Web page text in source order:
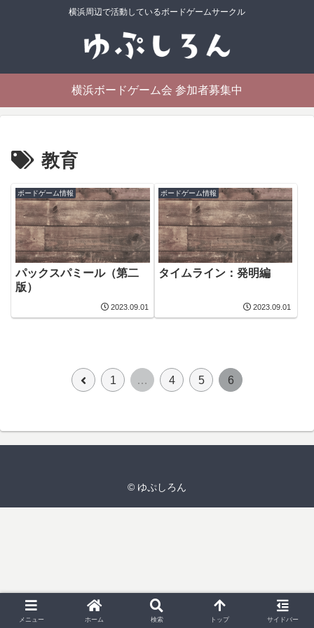
横浜周辺で活動しているボードゲームサークル
横浜ボードゲーム会 参加者募集中
教育
ボードゲーム情報
パックスパミール（第二
版）
2023.09.01
ボードゲーム情報
タイムライン：発明編
2023.09.01
前
1 … 4 5 6
© ゆぷしろん
メニュー ホーム 検索 トップ サイドバー